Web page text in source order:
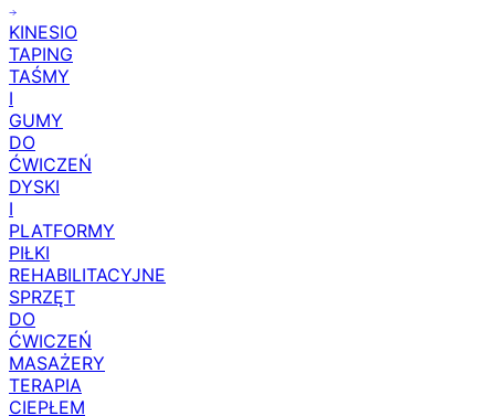
KINESIO
TAPING
TAŚMY
I
GUMY
DO
ĆWICZEŃ
DYSKI
I
PLATFORMY
PIŁKI
REHABILITACYJNE
SPRZĘT
DO
ĆWICZEŃ
MASAŻERY
TERAPIA
CIEPŁEM